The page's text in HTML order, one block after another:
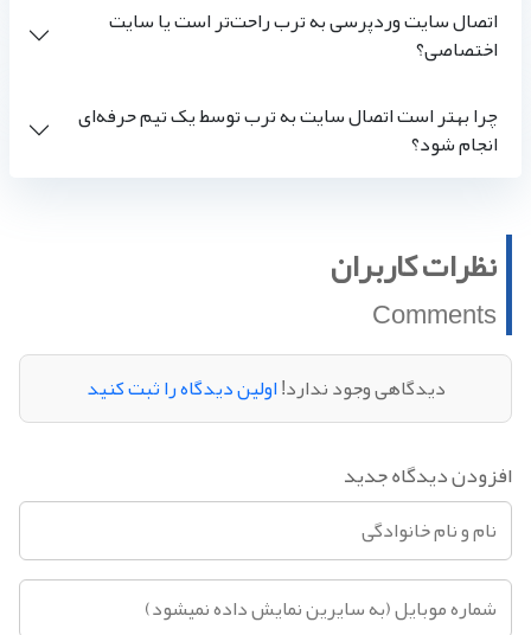
اتصال سایت وردپرسی به ترب راحت‌تر است یا سایت
اختصاصی؟
چرا بهتر است اتصال سایت به ترب توسط یک تیم حرفه‌ای
انجام شود؟
نظرات کاربران
Comments
دیدگاهی وجود ندارد! اولین دیدگاه را ثبت کنید
افزودن دیدگاه جدید